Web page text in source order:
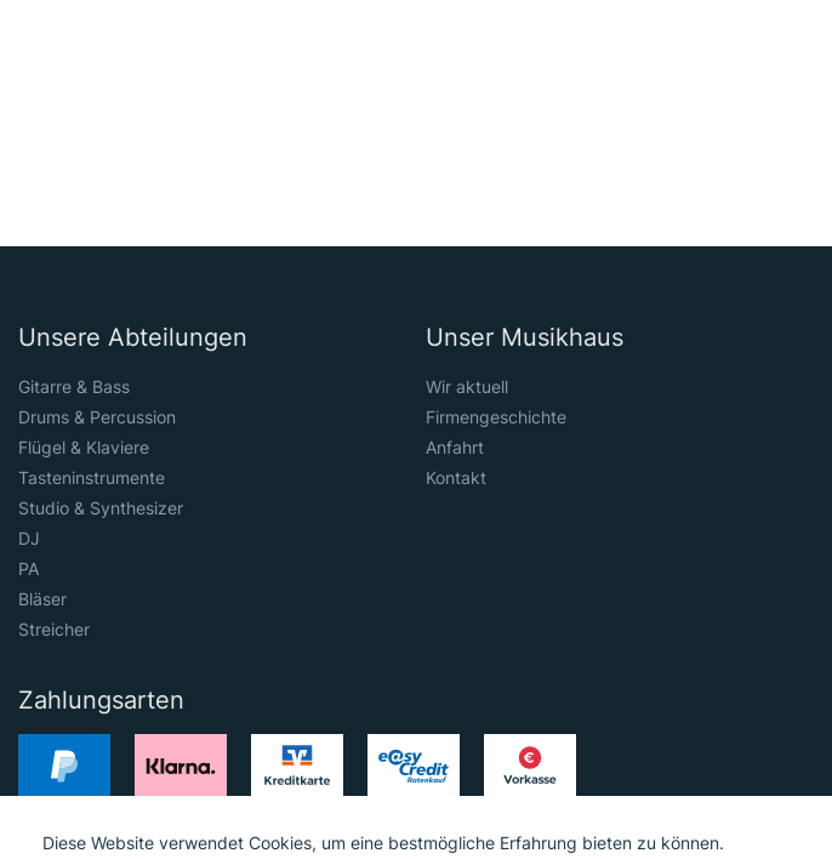
Unsere Abteilungen
Gitarre & Bass
Drums & Percussion
Flügel & Klaviere
Tasteninstrumente
Studio & Synthesizer
DJ
PA
Bläser
Streicher
Unser Musikhaus
Wir aktuell
Firmengeschichte
Anfahrt
Kontakt
Zahlungsarten
Diese Website verwendet Cookies, um eine bestmögliche Erfahrung bieten zu können.